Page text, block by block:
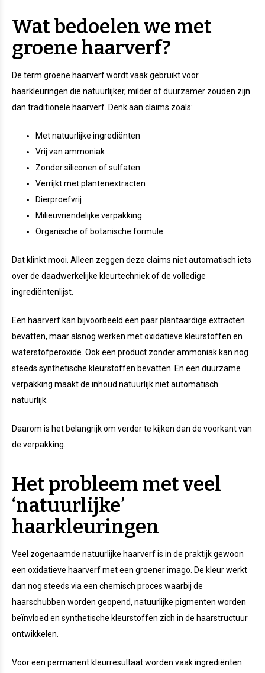
Wat bedoelen we met
groene haarverf?
De term groene haarverf wordt vaak gebruikt voor
haarkleuringen die natuurlijker, milder of duurzamer zouden zijn
dan traditionele haarverf. Denk aan claims zoals:
Met natuurlijke ingrediënten
Vrij van ammoniak
Zonder siliconen of sulfaten
Verrijkt met plantenextracten
Dierproefvrij
Milieuvriendelijke verpakking
Organische of botanische formule
Dat klinkt mooi. Alleen zeggen deze claims niet automatisch iets
over de daadwerkelijke kleurtechniek of de volledige
ingrediëntenlijst.
Een haarverf kan bijvoorbeeld een paar plantaardige extracten
bevatten, maar alsnog werken met oxidatieve kleurstoffen en
waterstofperoxide. Ook een product zonder ammoniak kan nog
steeds synthetische kleurstoffen bevatten. En een duurzame
verpakking maakt de inhoud natuurlijk niet automatisch
natuurlijk.
Daarom is het belangrijk om verder te kijken dan de voorkant van
de verpakking.
Het probleem met veel
‘natuurlijke’
haarkleuringen
Veel zogenaamde natuurlijke haarverf is in de praktijk gewoon
een oxidatieve haarverf met een groener imago. De kleur werkt
dan nog steeds via een chemisch proces waarbij de
haarschubben worden geopend, natuurlijke pigmenten worden
beïnvloed en synthetische kleurstoffen zich in de haarstructuur
ontwikkelen.
Voor een permanent kleurresultaat worden vaak ingrediënten